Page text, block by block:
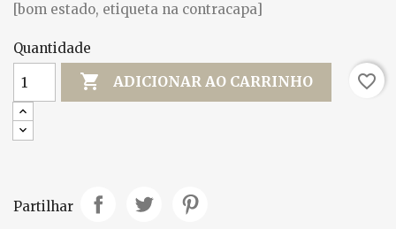
[bom estado, etiqueta na contracapa]
Quantidade
 ADICIONAR AO CARRINHO favorite_border
Partilhar